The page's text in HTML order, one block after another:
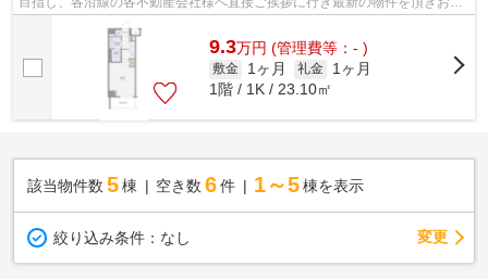
9.3万円 (管理費等：- )
敷金 1ヶ月 礼金
1ヶ月
1階 / 1K / 23.10㎡
該当物件数 5棟 空き数 6 件 1～5 棟を表示
絞り込み条件： なし 変更